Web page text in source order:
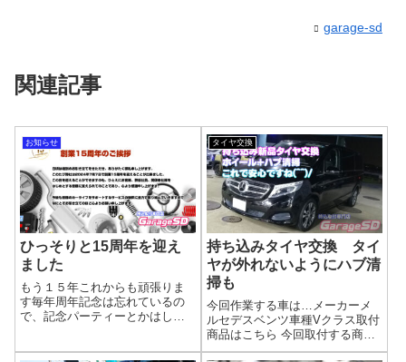
garage-sd
関連記事
お知らせ
ひっそりと15周年を迎え
ました
もう１５年これからも頑張りま
す毎年周年記念は忘れているの
で、記念パーティーとかはしま
タイヤ交換
持ち込みタイヤ交換 タイ
ヤが外れないようにハブ清
掃も
今回作業する車は…メーカーメ
ルセデスベンツ車種Vクラス取付
商品はこちら 今回取付する商品
は…CEAT SportDrive 245/45R18